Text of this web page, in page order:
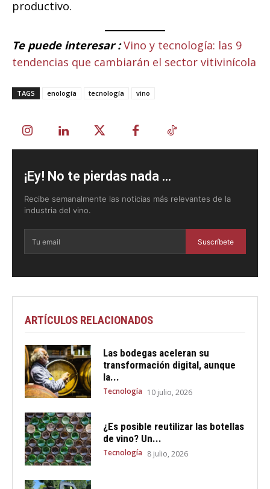
productivo.
Te puede interesar :Vino y tecnología: las 9
tendencias que cambiarán el sector vitivinícola
TAGS enología tecnología vino
¡Ey! No te pierdas nada ...
Recibe semanalmente las noticias más relevantes de la
industria del vino.
Suscríbete
ARTÍCULOS RELACIONADOS
Las bodegas aceleran su
transformación digital, aunque
la...
Tecnología 10 julio, 2026
¿Es posible reutilizar las botellas
de vino? Un...
Tecnología 8 julio, 2026